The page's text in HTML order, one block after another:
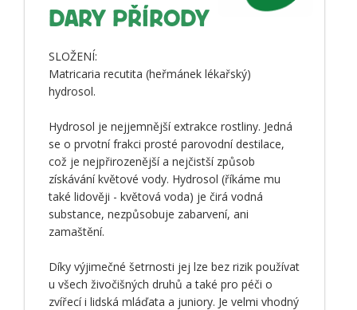
DARY PŘÍRODY
SLOŽENÍ:
Matricaria recutita (heřmánek lékařský)
hydrosol.
Hydrosol je nejjemnější extrakce rostliny. Jedná
se o prvotní frakci prosté parovodní destilace,
což je nejpřirozenější a nejčistší způsob
získávání květové vody. Hydrosol (říkáme mu
také lidověji - květová voda) je čirá vodná
substance, nezpůsobuje zabarvení, ani
zamaštění.
Díky výjimečné šetrnosti jej lze bez rizik používat
u všech živočišných druhů a také pro péči o
zvířecí i lidská mláďata a juniory. Je velmi vhodný